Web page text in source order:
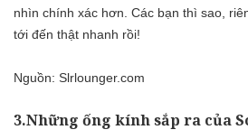
nhìn chính xác hơn. Các bạn thì sao,
tới đến thật nhanh rồi!
Nguồn: Slrlounger.com
3.Những ống kính sắp ra của